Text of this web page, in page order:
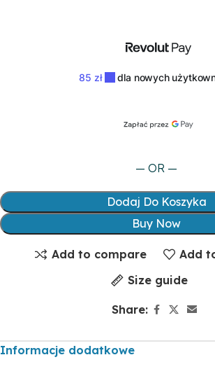
— OR —
Dodaj Do Koszyka
Buy Now
Add to compare
Add
Size guide
Share:
Informacje dodatkowe